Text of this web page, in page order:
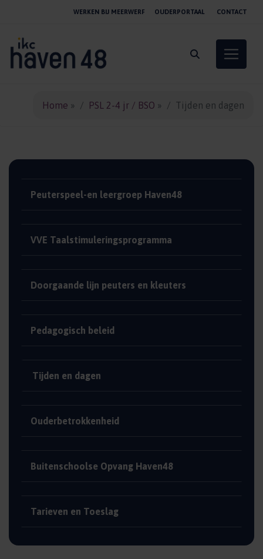
WERKEN BIJ MEERWERF OUDERPORTAAL CONTACT
Toggle
Home » PSL 2-4 jr / BSO » Tijden en dagen
Peuterspeel-en leergroep Haven48
VVE Taalstimuleringsprogramma
Doorgaande lijn peuters en kleuters
Pedagogisch beleid
Tijden en dagen
Ouderbetrokkenheid
Buitenschoolse Opvang Haven48
Tarieven en Toeslag